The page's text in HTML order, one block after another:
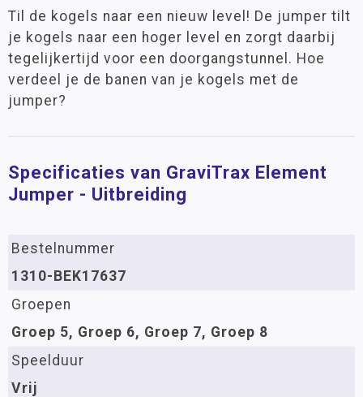
Til de kogels naar een nieuw level! De jumper tilt
je kogels naar een hoger level en zorgt daarbij
tegelijkertijd voor een doorgangstunnel. Hoe
verdeel je de banen van je kogels met de
jumper?
Specificaties van GraviTrax Element
Jumper - Uitbreiding
Bestelnummer
1310-BEK17637
Groepen
Groep 5, Groep 6, Groep 7, Groep 8
Speelduur
Vrij